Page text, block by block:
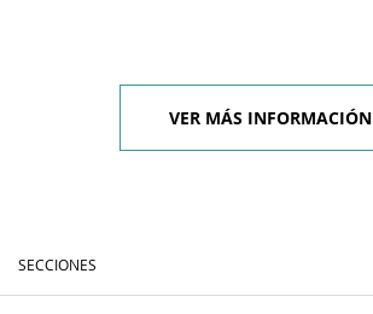
VER MÁS INFORMACIÓN
SECCIONES